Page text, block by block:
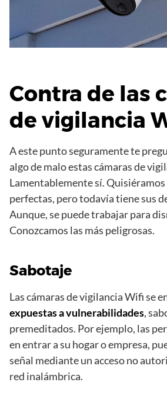
Contra de las
de vigilancia
A este punto seguramente te
algo de malo estas cámaras de
Lamentablemente sí. Quisiéramos
perfectas, pero todavía tiene sus
Aunque, se puede trabajar para
Conozcamos las más peligrosas.
Sabotaje
Las cámaras de vigilancia Wifi se
expuestas a vulnerabilidades,
premeditados. Por ejemplo, las
en entrar a su hogar o empresa,
señal mediante un acceso no
red inalámbrica.